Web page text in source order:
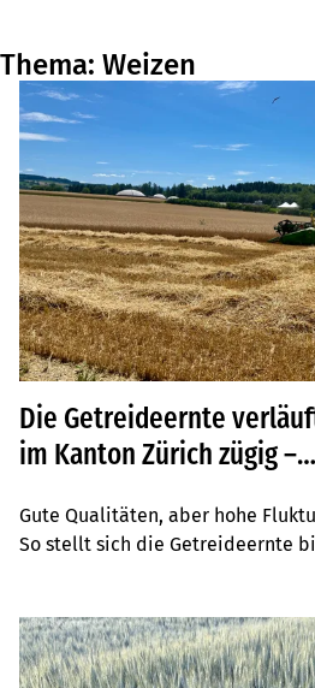
Thema: Weizen
Die Getreideernte
im Kanton Zürich zügig –
Gute Qualitäten, aber hohe
So stellt sich die Getreideernte